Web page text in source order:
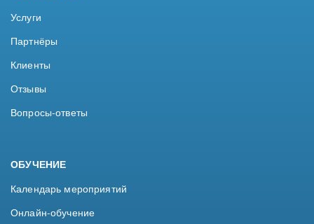
Услуги
Партнёры
Клиенты
Отзывы
Вопросы-ответы
ОБУЧЕНИЕ
Календарь мероприятий
Онлайн-обучение